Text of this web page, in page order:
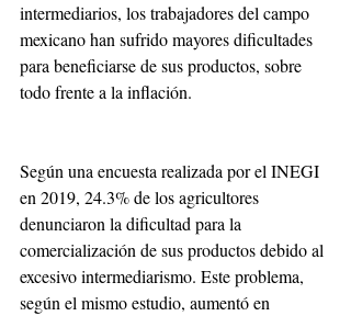
intermediarios, los trabajadores del campo
mexicano han sufrido mayores dificultades
para beneficiarse de sus productos, sobre
todo frente a la inflación.
Según una encuesta realizada por el INEGI
en 2019, 24.3% de los agricultores
denunciaron la dificultad para la
comercialización de sus productos debido al
excesivo intermediarismo. Este problema,
según el mismo estudio, aumentó en